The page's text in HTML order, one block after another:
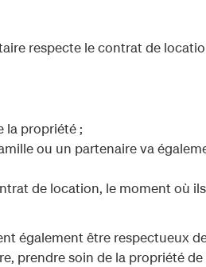
respecte le contrat de
la propriété ;
ou un partenaire va
de location, le moment où ils
également être respectueux
prendre soin de la propriété de